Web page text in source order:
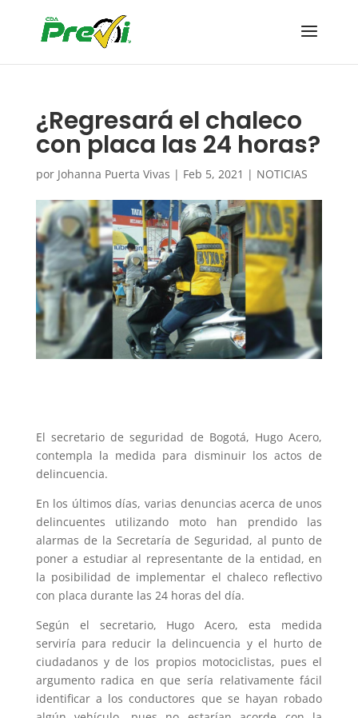
¿Regresará el chaleco
con placa las 24 horas?
por Johanna Puerta Vivas | Feb 5, 2021 | NOTICIAS
El secretario de seguridad de Bogotá, Hugo Acero,
contempla la medida para disminuir los actos de
delincuencia.
En los últimos días, varias denuncias acerca de unos
delincuentes utilizando moto han prendido las
alarmas de la Secretaría de Seguridad, al punto de
poner a estudiar al representante de la entidad, en
la posibilidad de implementar el chaleco reflectivo
con placa durante las 24 horas del día.
Según el secretario, Hugo Acero, esta medida
serviría para reducir la delincuencia y el hurto de
ciudadanos y de los propios motociclistas, pues el
argumento radica en que sería relativamente fácil
identificar a los conductores que se hayan robado